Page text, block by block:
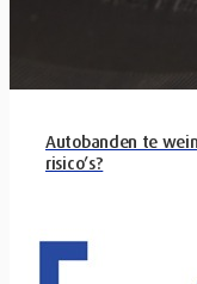
Autobanden te
risico’s?